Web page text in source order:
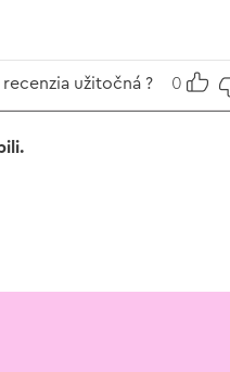
užitočná ? 0